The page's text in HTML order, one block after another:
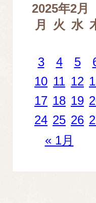
2025年2月
月
火 水
« 1月
3
4 5
10 11 12
17 18 19
24 25 26